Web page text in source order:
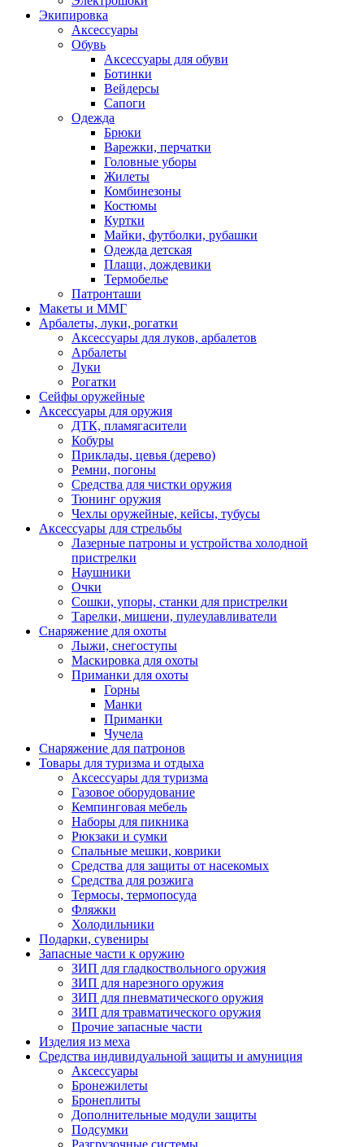
Экипировка
Аксессуары
Обувь
Аксессуары для обуви
Ботинки
Вейдерсы
Сапоги
Одежда
Брюки
Варежки, перчатки
Головные уборы
Жилеты
Комбинезоны
Костюмы
Куртки
Майки, футболки, рубашки
Одежда детская
Плащи, дождевики
Термобелье
Патронташи
Макеты и ММГ
Арбалеты, луки, рогатки
Аксессуары для луков, арбалетов
Арбалеты
Луки
Рогатки
Сейфы оружейные
Аксессуары для оружия
ДТК, пламягасители
Кобуры
Приклады, цевья (дерево)
Ремни, погоны
Средства для чистки оружия
Тюнинг оружия
Чехлы оружейные, кейсы, тубусы
Аксессуары для стрельбы
Лазерные патроны и устройства холодной
пристрелки
Наушники
Очки
Сошки, упоры, станки для пристрелки
Тарелки, мишени, пулеулавливатели
Снаряжение для охоты
Лыжи, снегоступы
Маскировка для охоты
Приманки для охоты
Горны
Манки
Приманки
Чучела
Снаряжение для патронов
Товары для туризма и отдыха
Аксессуары для туризма
Газовое оборудование
Кемпинговая мебель
Наборы для пикника
Рюкзаки и сумки
Спальные мешки, коврики
Средства для защиты от насекомых
Средства для розжига
Термосы, термопосуда
Фляжки
Холодильники
Подарки, сувениры
Запасные части к оружию
ЗИП для гладкоствольного оружия
ЗИП для нарезного оружия
ЗИП для пневматического оружия
ЗИП для травматического оружия
Прочие запасные части
Изделия из меха
Средства индивидуальной защиты и амуниция
Аксессуары
Бронежилеты
Бронеплиты
Дополнительные модули защиты
Подсумки
Разгрузочные системы